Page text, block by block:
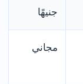
جنيهًا
مجاني